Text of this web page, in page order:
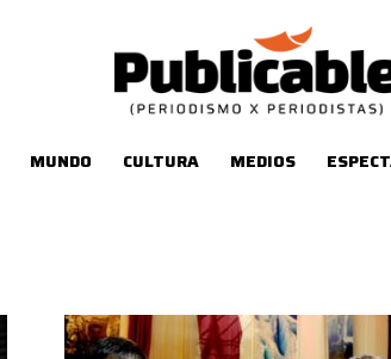
MUNDO CULTURA MEDIOS